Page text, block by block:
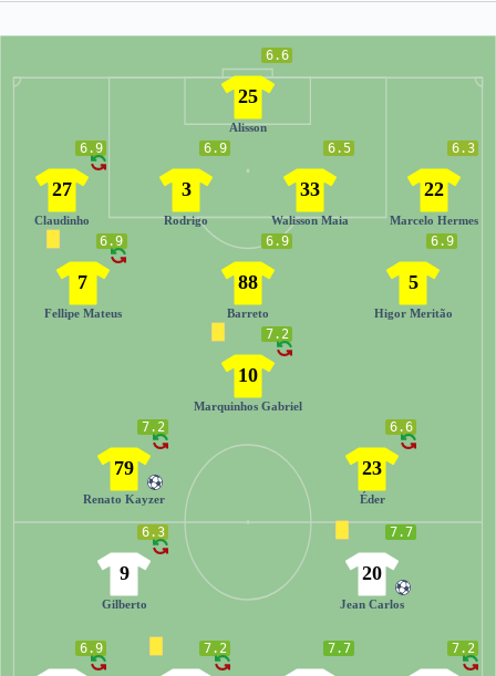
6.6
25
Alisson
6.3
22
Marcelo Hermes
6.5
33
Walisson Maia
6.9
3
Rodrigo
6.9
27
Claudinho
6.9
5
Higor Meritão
6.9
88
Barreto
6.9
7
Fellipe Mateus
7.2
10
Marquinhos Gabriel
6.6
23
Éder
7.2
79
Renato Kayzer
6.9 7.2 7.7 7.2
6.3
9
Gilberto
7.7
20
Jean Carlos